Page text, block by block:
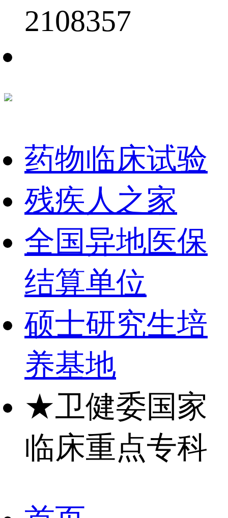
2108357
药物临床试验
残疾人之家
全国异地医保
结算单位
硕士研究生培
养基地
★卫健委国家
临床重点专科